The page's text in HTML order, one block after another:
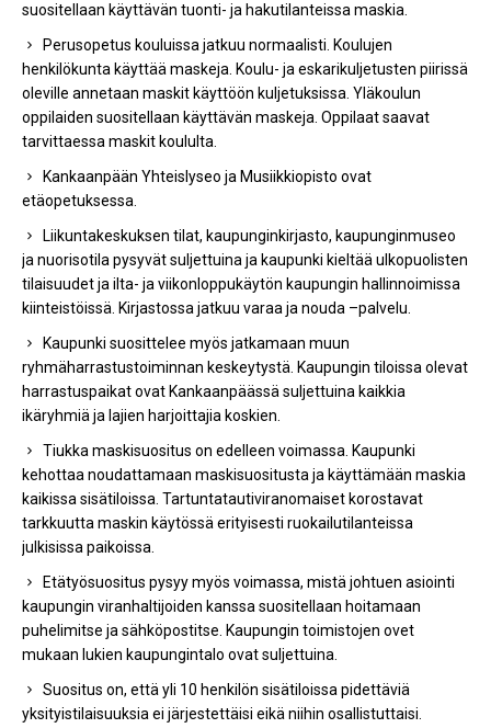
suositellaan käyttävän tuonti- ja hakutilanteissa maskia.
Perusopetus kouluissa jatkuu normaalisti. Koulujen
henkilökunta käyttää maskeja. Koulu- ja eskarikuljetusten piirissä
oleville annetaan maskit käyttöön kuljetuksissa. Yläkoulun
oppilaiden suositellaan käyttävän maskeja. Oppilaat saavat
tarvittaessa maskit koululta.
Kankaanpään Yhteislyseo ja Musiikkiopisto ovat
etäopetuksessa.
Liikuntakeskuksen tilat, kaupunginkirjasto, kaupunginmuseo
ja nuorisotila pysyvät suljettuina ja kaupunki kieltää ulkopuolisten
tilaisuudet ja ilta- ja viikonloppukäytön kaupungin hallinnoimissa
kiinteistöissä. Kirjastossa jatkuu varaa ja nouda –palvelu.
Kaupunki suosittelee myös jatkamaan muun
ryhmäharrastustoiminnan keskeytystä. Kaupungin tiloissa olevat
harrastuspaikat ovat Kankaanpäässä suljettuina kaikkia
ikäryhmiä ja lajien harjoittajia koskien.
Tiukka maskisuositus on edelleen voimassa. Kaupunki
kehottaa noudattamaan maskisuositusta ja käyttämään maskia
kaikissa sisätiloissa. Tartuntatautiviranomaiset korostavat
tarkkuutta maskin käytössä erityisesti ruokailutilanteissa
julkisissa paikoissa.
Etätyösuositus pysyy myös voimassa, mistä johtuen asiointi
kaupungin viranhaltijoiden kanssa suositellaan hoitamaan
puhelimitse ja sähköpostitse. Kaupungin toimistojen ovet
mukaan lukien kaupungintalo ovat suljettuina.
Suositus on, että yli 10 henkilön sisätiloissa pidettäviä
yksityistilaisuuksia ei järjestettäisi eikä niihin osallistuttaisi.